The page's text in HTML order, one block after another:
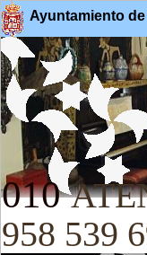
Ayuntamiento
010
958 539